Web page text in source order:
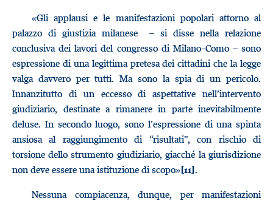
«Gli applausi e le manifestazioni popolari attorno al
palazzo di giustizia milanese – si disse nella relazione
conclusiva dei lavori del congresso di Milano-Como – sono
espressione di una legittima pretesa dei cittadini che la legge
valga davvero per tutti. Ma sono la spia di un pericolo.
Innanzitutto di un eccesso di aspettative nell’intervento
giudiziario, destinate a rimanere in parte inevitabilmente
deluse. In secondo luogo, sono l’espressione di una spinta
ansiosa al raggiungimento di “risultati”, con rischio di
torsione dello strumento giudiziario, giacché la giurisdizione
non deve essere una istituzione di scopo»[11].
Nessuna compiacenza, dunque, per manifestazioni